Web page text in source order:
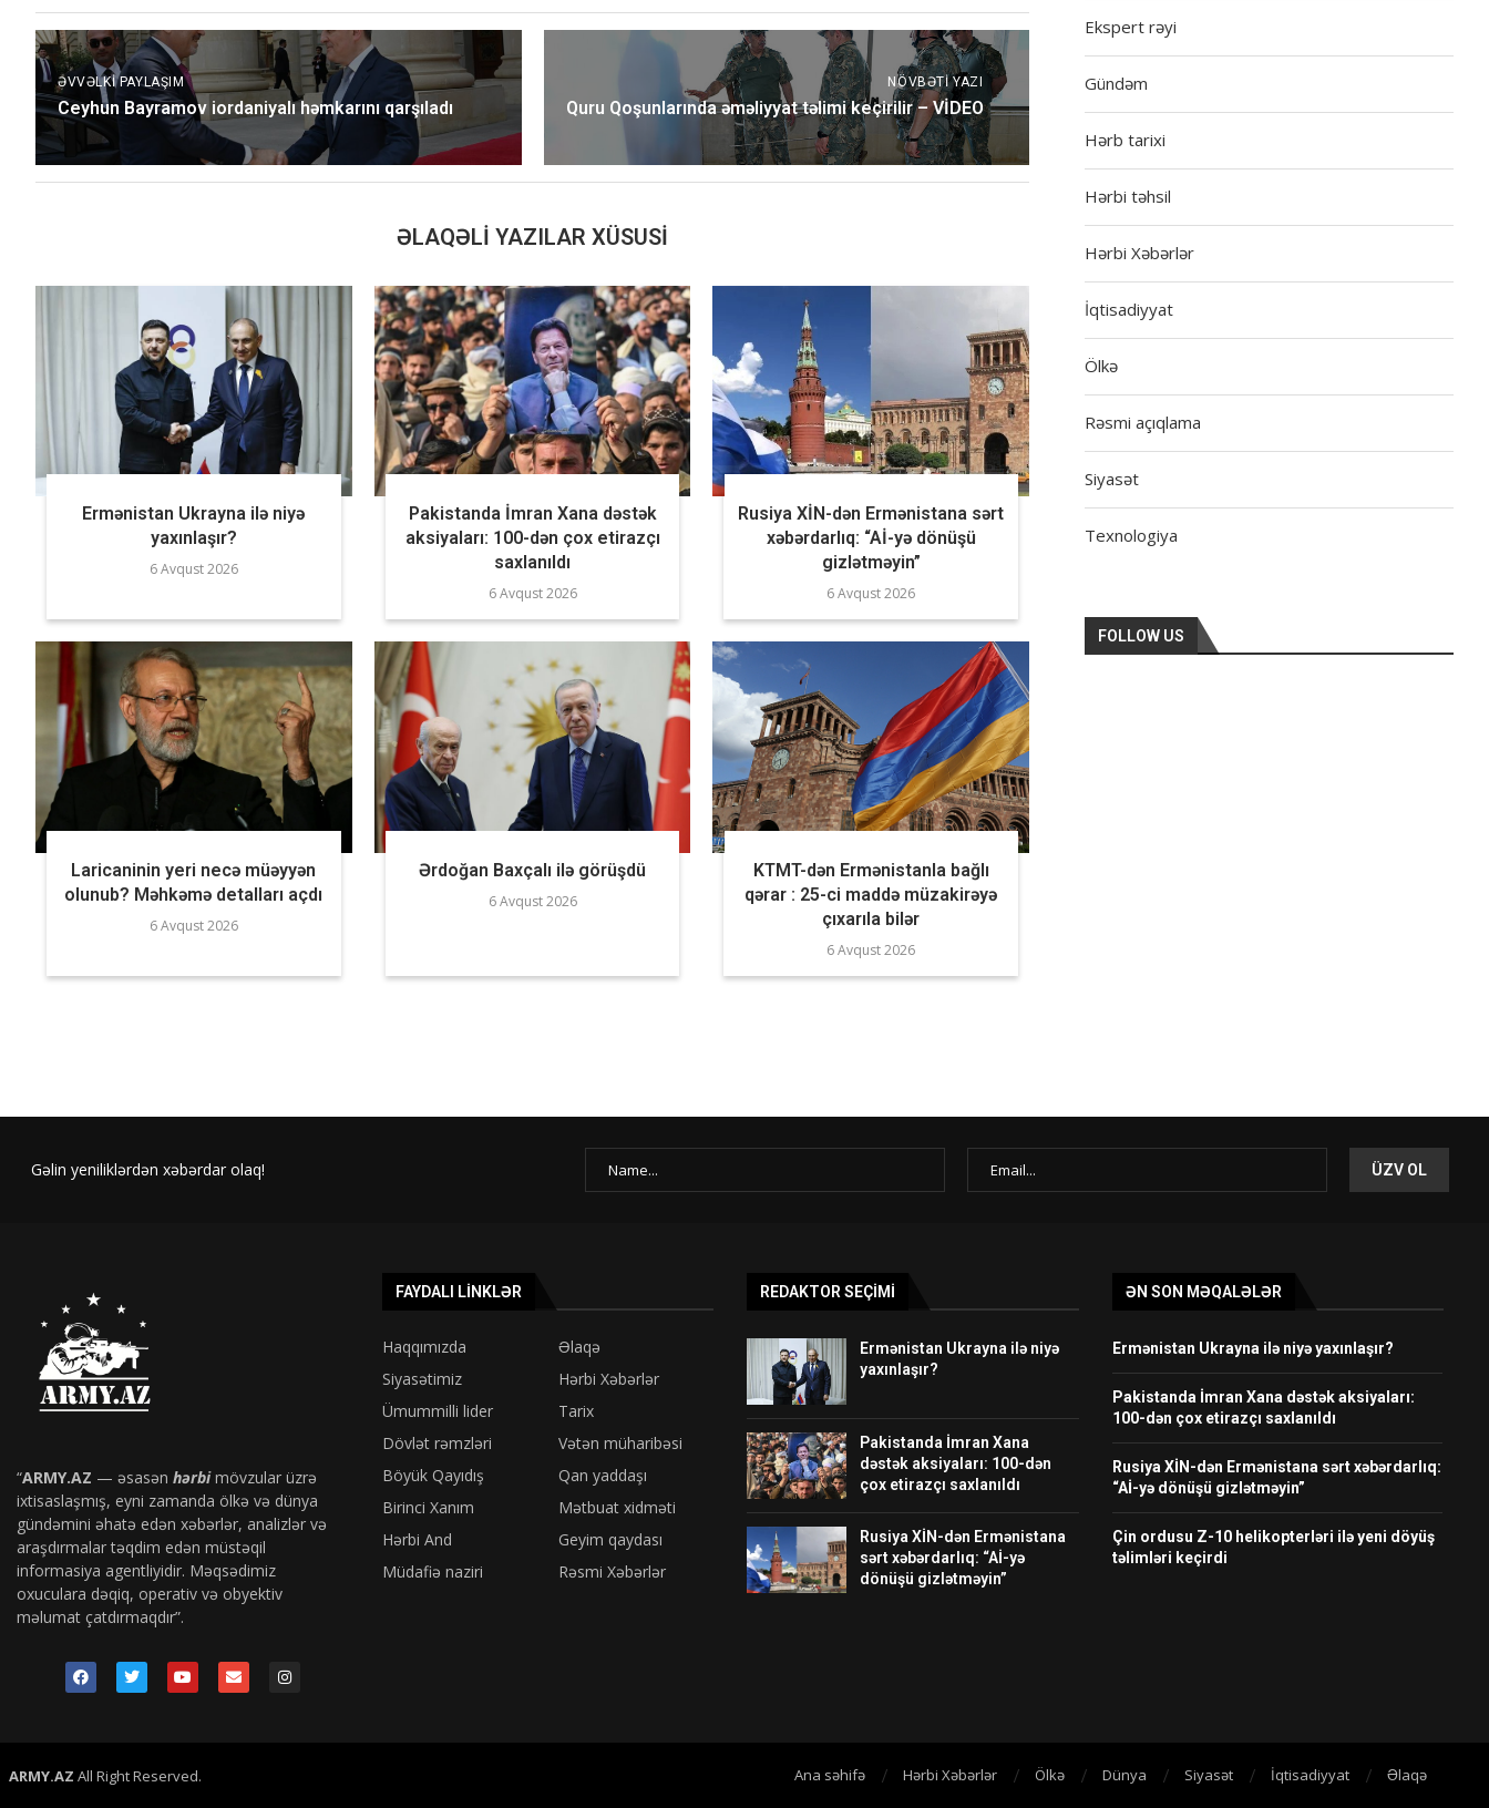
ƏVVƏLKI PAYLAŞIM
Ceyhun Bayramov iordaniyalı həmkarını qarşıladı
NÖVBƏTI YAZI
Quru Qoşunlarında əməliyyat təlimi keçirilir – VİDEO
ƏLAQƏLI YAZILAR XÜSUSI
Ermənistan Ukrayna ilə niyə
yaxınlaşır?
6 Avqust 2026
Pakistanda İmran Xana dəstək
aksiyaları: 100-dən çox etirazçı
saxlanıldı
6 Avqust 2026
Rusiya XİN-dən Ermənistana sərt
xəbərdarlıq: “Aİ-yə dönüşü
gizlətməyin”
6 Avqust 2026
Laricaninin yeri necə müəyyən
olunub? Məhkəmə detalları açdı
6 Avqust 2026
Ərdoğan Baxçalı ilə görüşdü
6 Avqust 2026
KTMT-dən Ermənistanla bağlı
qərar : 25-ci maddə müzakirəyə
çıxarıla bilər
6 Avqust 2026
Ekspert rəyi
Gündəm
Hərb tarixi
Hərbi təhsil
Hərbi Xəbərlər
İqtisadiyyat
Ölkə
Rəsmi açıqlama
Siyasət
Texnologiya
FOLLOW US
Gəlin yeniliklərdən xəbərdar olaq!
“ARMY.AZ — əsasən hərbimövzular üzrə
ixtisaslaşmış, eyni zamanda ölkə və dünya
gündəmini əhatə edən xəbərlər, analizlər və
araşdırmalar təqdim edən müstəqil
informasiya agentliyidir. Məqsədimiz
oxuculara dəqiq, operativ və obyektiv
məlumat çatdırmaqdır”.
FAYDALI LINKLƏR
Haqqımızda
Əlaqə
Siyasətimiz
Hərbi Xəbərlər
Ümummilli lider
Tarix
Dövlət rəmzləri
Vətən müharibəsi
Böyük Qayıdış
Qan yaddaşı
Birinci Xanım
Mətbuat xidməti
Hərbi And
Geyim qaydası
Müdafiə naziri
Rəsmi Xəbərlər
REDAKTOR SEÇIMI
Ermənistan Ukrayna ilə niyə
yaxınlaşır?
Pakistanda İmran Xana
dəstək aksiyaları: 100-dən
çox etirazçı saxlanıldı
Rusiya XİN-dən Ermənistana
sərt xəbərdarlıq: “Aİ-yə
dönüşü gizlətməyin”
ƏN SON MƏQALƏLƏR
Ermənistan Ukrayna ilə niyə yaxınlaşır?
Pakistanda İmran Xana dəstək aksiyaları:
100-dən çox etirazçı saxlanıldı
Rusiya XİN-dən Ermənistana sərt xəbərdarlıq:
“Aİ-yə dönüşü gizlətməyin”
Çin ordusu Z-10 helikopterləri ilə yeni döyüş
təlimləri keçirdi
ARMY.AZ All Right Reserved. Ana səhifə Hərbi Xəbərlər Ölkə Dünya Siyasət İqtisadiyyat Əlaqə